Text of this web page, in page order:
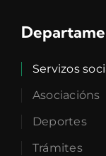
Servizos
Asociacións
Deportes
Trámites